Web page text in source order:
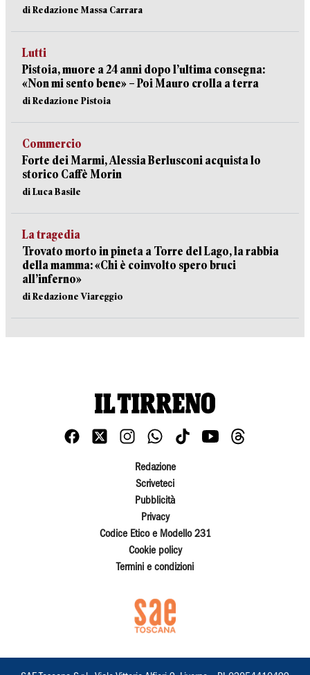
di Redazione Massa Carrara
Lutti
Pistoia, muore a 24 anni dopo l’ultima consegna:
«Non mi sento bene» – Poi Mauro crolla a terra
di Redazione Pistoia
Commercio
Forte dei Marmi, Alessia Berlusconi acquista lo
storico Caffè Morin
di Luca Basile
La tragedia
Trovato morto in pineta a Torre del Lago, la rabbia
della mamma: «Chi è coinvolto spero bruci
all’inferno»
di Redazione Viareggio
Redazione
Scriveteci
Pubblicità
Privacy
Codice Etico e Modello 231
Cookie policy
Termini e condizioni